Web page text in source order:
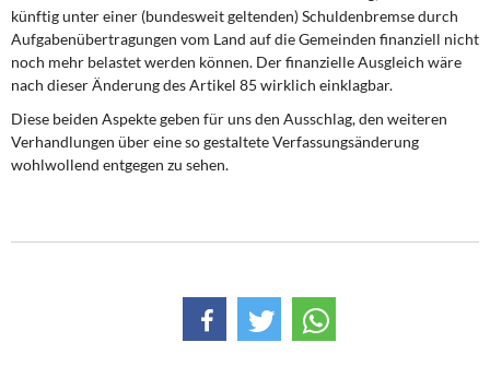
künftig unter einer (bundesweit geltenden) Schuldenbremse durch
Aufgabenübertragungen vom Land auf die Gemeinden finanziell nicht
noch mehr belastet werden können. Der finanzielle Ausgleich wäre
nach dieser Änderung des Artikel 85 wirklich einklagbar.
Diese beiden Aspekte geben für uns den Ausschlag, den weiteren
Verhandlungen über eine so gestaltete Verfassungsänderung
wohlwollend entgegen zu sehen.